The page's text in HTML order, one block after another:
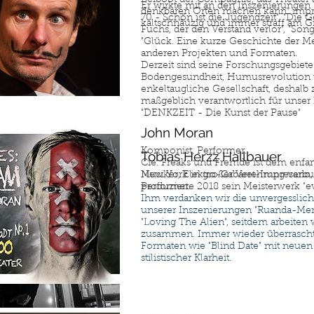
Er wirkte mit an den Inszenierungen
70 - Schön ist die Jugendzeit", "Die
Fuchs, der den Verstand verlor",
"Glück. Eine kurze Geschichte der
anderen Projekten und Formaten.
Derzeit sind seine
Bodengesundheit, Humusrevolution
enkeltaugliche Gesellschaft, deshalb
maßgeblich verantwortlich für unser
"DENKZEIT - Die Kunst der Pause"
Tobias Herzz Hallbauer
Musiker, Elektro-Cabaret-
Performer.
Ihm verdanken wir die
unserer Inszenierungen "Ruanda-
"Loving The Alien", seitdem arbeiten
zusammen. Immer wieder
Formaten wie "Blind Date" mit
stilistischer Klarheit.
denkbaren Orten machen kann:
kaltschnäuzig und immer straff am
John Moran
Komponist, Performer.
Cie. Freaks und Fremde ist dem
New York in großer Verehrung
produzierte 2018 sein Meisterwerk